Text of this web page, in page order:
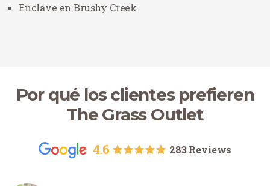
Enclave en Brushy Creek
Por qué los clientes prefieren
The Grass Outlet
4.6 283 Reviews